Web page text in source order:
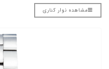
مشاهده نوار کناری